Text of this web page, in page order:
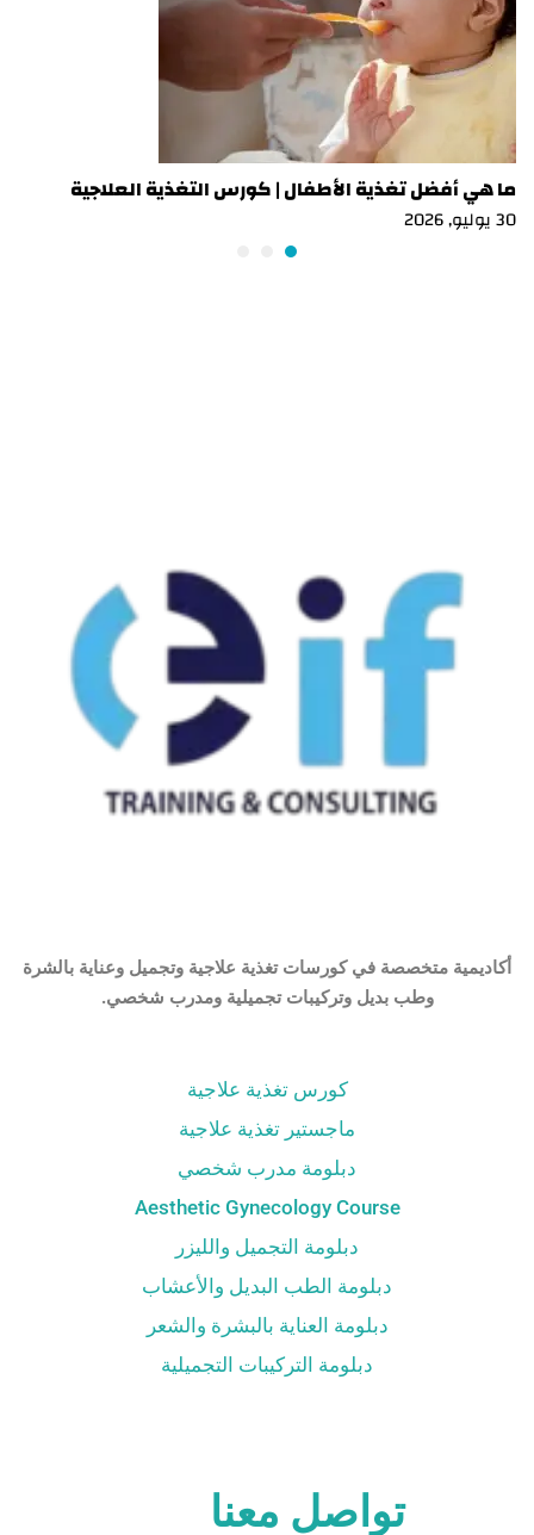
ما هي أفضل تغذية الأطفال | كورس التغذية العلاجية
30 يوليو, 2026
أكاديمية متخصصة في كورسات تغذية علاجية وتجميل وعناية بالشرة
وطب بديل وتركيبات تجميلية ومدرب شخصي.
كورس تغذية علاجية
ماجستير تغذية علاجية
دبلومة مدرب شخصي
Aesthetic Gynecology Course
دبلومة التجميل والليزر
دبلومة الطب البديل والأعشاب
دبلومة العناية بالبشرة والشعر
دبلومة التركيبات التجميلية
تواصل معنا